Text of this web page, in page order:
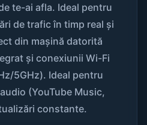
te-ai afla. Ideal pentru
de trafic în timp real și
din mașină datorită
și conexiunii Wi-Fi
5GHz). Ideal pentru
(YouTube Music,
constante.